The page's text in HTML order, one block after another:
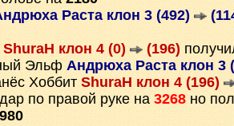
Раста клон 3 (492)
ShuraH клон 4 (0) (196)
Эльф Андрюха Раста клон 3
Хоббит ShuraH клон 4 (196)
по правой руке на 3268 но
980